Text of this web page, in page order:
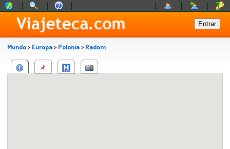
Mundo> Europa> Polonia> Radom